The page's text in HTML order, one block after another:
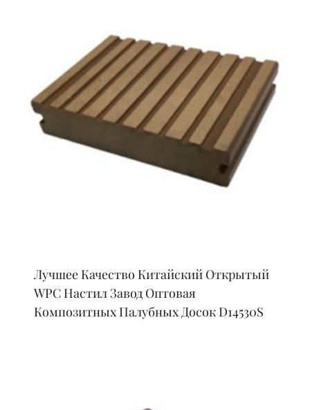
Лучшее Качество Китайский Открытый
WPC Настил Завод Оптовая
Композитных Палубных Досок D14530S